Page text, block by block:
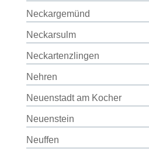
Neckargemünd
Neckarsulm
Neckartenzlingen
Nehren
Neuenstadt am Kocher
Neuenstein
Neuffen